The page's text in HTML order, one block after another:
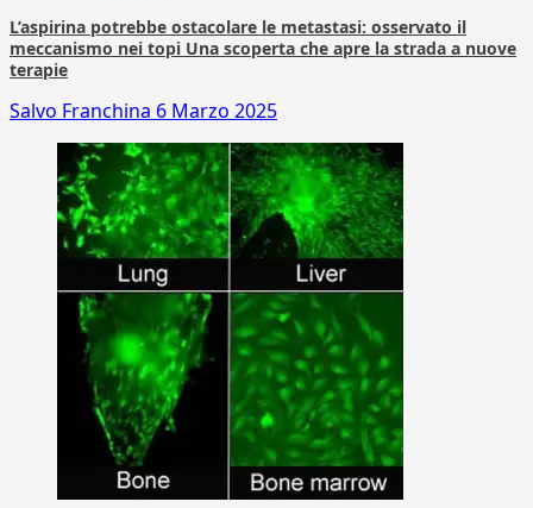
L’aspirina potrebbe ostacolare le metastasi: osservato il
meccanismo nei topi Una scoperta che apre la strada a nuove
terapie
Salvo Franchina 6 Marzo 2025